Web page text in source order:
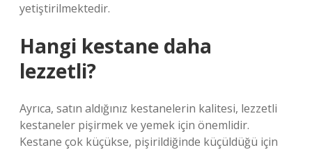
yetiştirilmektedir.
Hangi kestane daha
lezzetli?
Ayrıca, satın aldığınız kestanelerin kalitesi, lezzetli
kestaneler pişirmek ve yemek için önemlidir.
Kestane çok küçükse, pişirildiğinde küçüldüğü için